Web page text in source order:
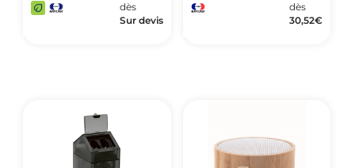
dès
Sur devis
dès
30,52€